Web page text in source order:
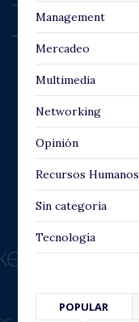
Management
Mercadeo
Multimedia
Networking
Opinión
Recursos Humanos
Sin categoría
Tecnología
POPULAR